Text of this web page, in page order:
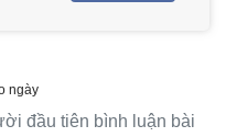
ngày
đầu tiên bình luận bài